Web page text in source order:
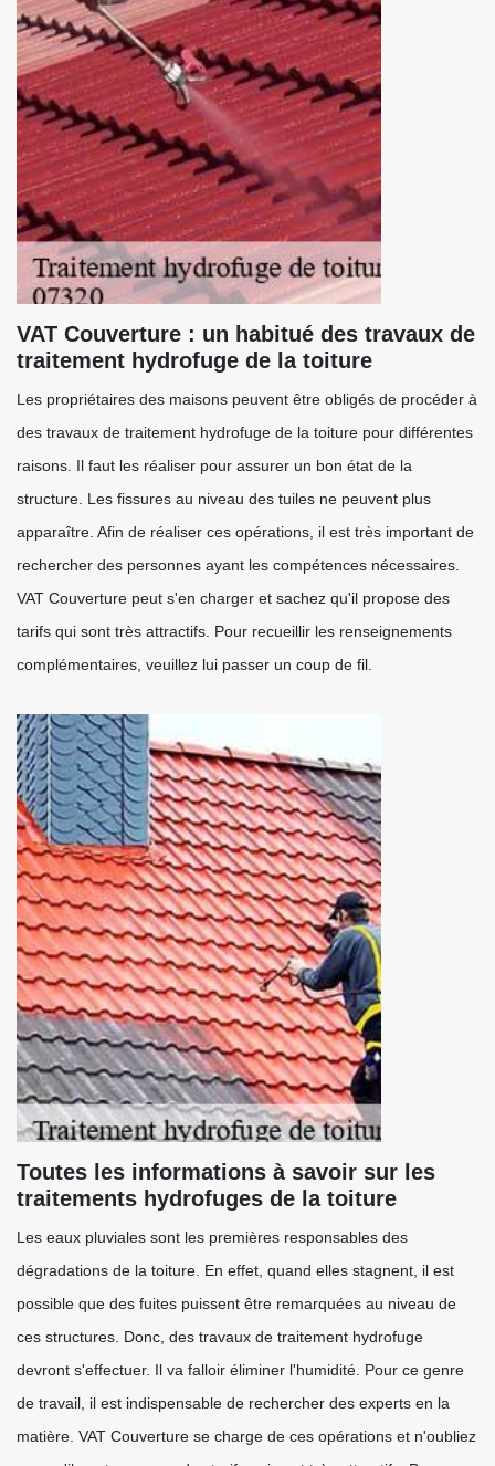
VAT Couverture : un habitué des travaux de
traitement hydrofuge de la toiture
Les propriétaires des maisons peuvent être obligés de procéder à
des travaux de traitement hydrofuge de la toiture pour différentes
raisons. Il faut les réaliser pour assurer un bon état de la
structure. Les fissures au niveau des tuiles ne peuvent plus
apparaître. Afin de réaliser ces opérations, il est très important de
rechercher des personnes ayant les compétences nécessaires.
VAT Couverture peut s'en charger et sachez qu'il propose des
tarifs qui sont très attractifs. Pour recueillir les renseignements
complémentaires, veuillez lui passer un coup de fil.
Toutes les informations à savoir sur les
traitements hydrofuges de la toiture
Les eaux pluviales sont les premières responsables des
dégradations de la toiture. En effet, quand elles stagnent, il est
possible que des fuites puissent être remarquées au niveau de
ces structures. Donc, des travaux de traitement hydrofuge
devront s'effectuer. Il va falloir éliminer l'humidité. Pour ce genre
de travail, il est indispensable de rechercher des experts en la
matière. VAT Couverture se charge de ces opérations et n'oubliez